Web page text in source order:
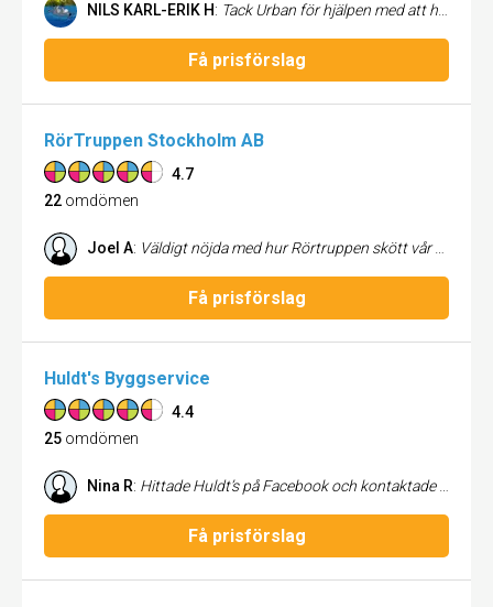
NILS KARL-ERIK H: Tack Urban för hjälpen med att hitta en ny fläkt till min minimaster,efter många turer fram och åter kom vi till slut iland med rätt fläkt. Tack för hjälpen. Nisse.H
Få prisförslag
RörTruppen Stockholm AB
4.7
22 omdömen
Joel A: Väldigt nöjda med hur Rörtruppen skött vår renovering och kan varmt rekommendera de. Väldigt bra bemötande och erbjuder en service som är bättre än vad man förväntar sig av rörmokare generellt.
Få prisförslag
Huldt's Byggservice
4.4
25 omdömen
Nina R: Hittade Huldt’s på Facebook och kontaktade dem, fick snabbt svar och inbokat besök. Därefter snabb offert - nära inpå på på påbörjades arbetet som utfördes väl och på kronan enligt offerten. Lätta att kommunicera med, inga missförstånd, inget krångel. Utmärkt företag enligt mig! :)
Få prisförslag